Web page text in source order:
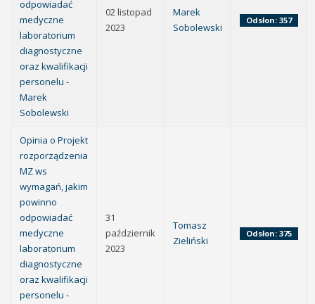
odpowiadać
medyczne
laboratorium
diagnostyczne
oraz kwalifikacji
personelu -
Marek
Sobolewski
02 listopad
2023
Marek
Sobolewski
Odsłon: 357
Opinia o Projekt
rozporządzenia
MZ ws
wymagań, jakim
powinno
odpowiadać
medyczne
laboratorium
diagnostyczne
oraz kwalifikacji
personelu -
31
październik
2023
Tomasz
Zieliński
Odsłon: 375